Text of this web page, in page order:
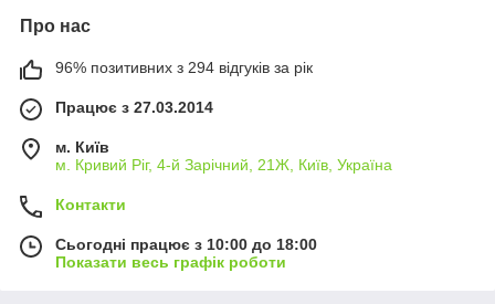
Про нас
96% позитивних з 294 відгуків за рік
Працює з 27.03.2014
м. Київ
м. Кривий Ріг, 4-й Зарічний, 21Ж, Київ, Україна
Контакти
Сьогодні працює з 10:00 до 18:00
Показати весь графік роботи